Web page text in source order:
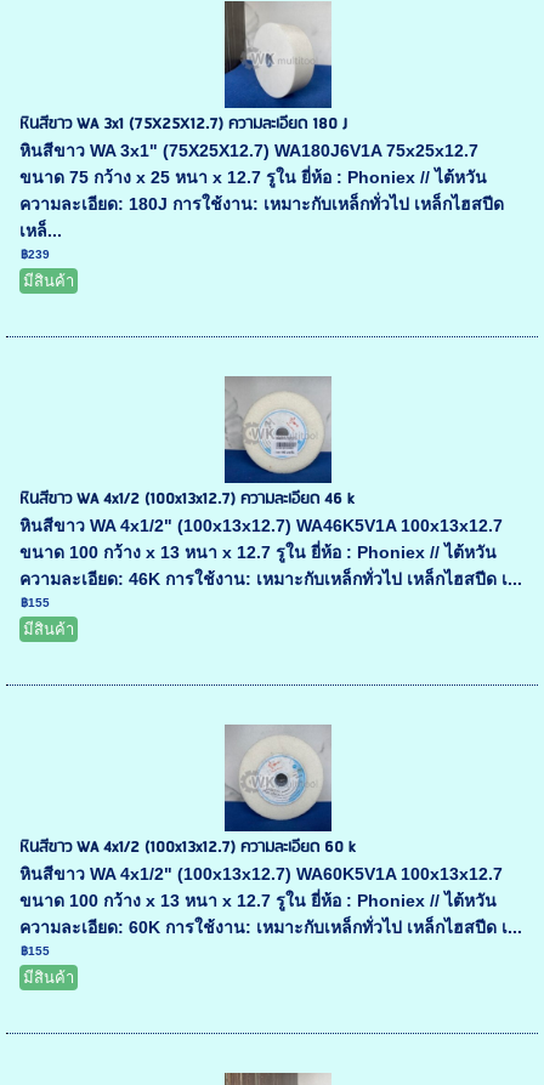
หินสีขาว WA 3x1 (75X25X12.7) ความละเอียด 180 J
หินสีขาว WA 3x1" (75X25X12.7) WA180J6V1A 75x25x12.7
ขนาด 75 กว้าง x 25 หนา x 12.7 รูใน ยี่ห้อ : Phoniex // ไต้หวัน
ความละเอียด: 180J การใช้งาน: เหมาะกับเหล็กทั่วไป เหล็กไฮสปีด
เหล็...
฿239
มีสินค้า
หินสีขาว WA 4x1/2 (100x13x12.7) ความละเอียด 46 k
หินสีขาว WA 4x1/2" (100x13x12.7) WA46K5V1A 100x13x12.7
ขนาด 100 กว้าง x 13 หนา x 12.7 รูใน ยี่ห้อ : Phoniex // ไต้หวัน
ความละเอียด: 46K การใช้งาน: เหมาะกับเหล็กทั่วไป เหล็กไฮสปีด เ...
฿155
มีสินค้า
หินสีขาว WA 4x1/2 (100x13x12.7) ความละเอียด 60 k
หินสีขาว WA 4x1/2" (100x13x12.7) WA60K5V1A 100x13x12.7
ขนาด 100 กว้าง x 13 หนา x 12.7 รูใน ยี่ห้อ : Phoniex // ไต้หวัน
ความละเอียด: 60K การใช้งาน: เหมาะกับเหล็กทั่วไป เหล็กไฮสปีด เ...
฿155
มีสินค้า